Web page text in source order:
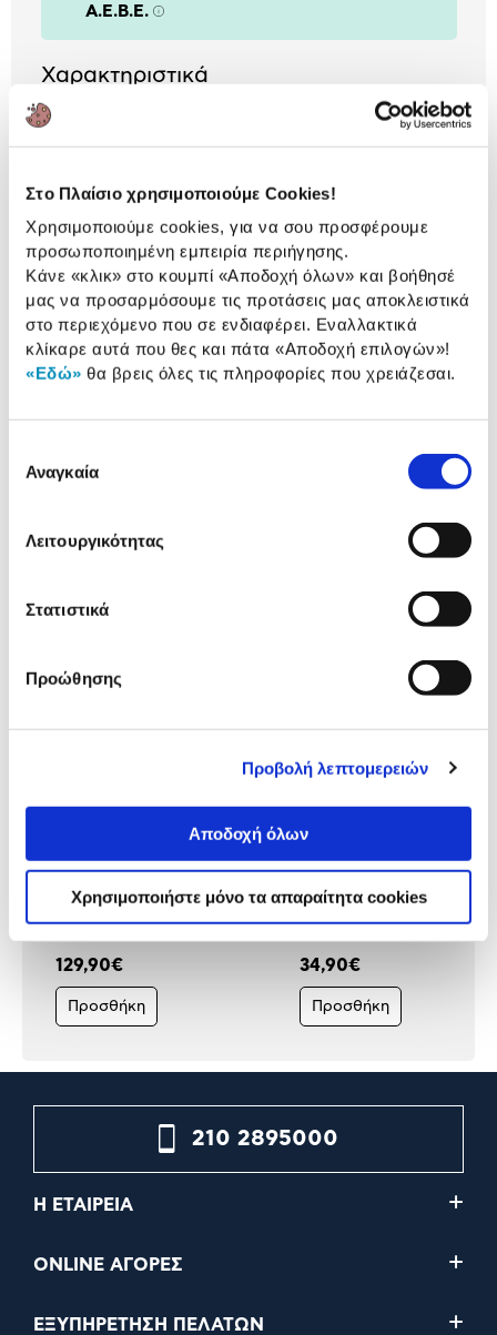
Στο Πλαίσιο χρησιμοποιούμε Cookies!
Χρησιμοποιούμε cookies, για να σου προσφέρουμε
προσωποποιημένη εμπειρία περιήγησης.
Κάνε «κλικ» στο κουμπί «Αποδοχή όλων» και βοήθησέ
μας να προσαρμόσουμε τις προτάσεις μας αποκλειστικά
στο περιεχόμενο που σε ενδιαφέρει. Εναλλακτικά
κλίκαρε αυτά που θες και πάτα «Αποδοχή επιλογών»!
«Εδώ» θα βρεις όλες τις πληροφορίες που χρειάζεσαι.
συγκατάθεσης
Αναγκαία
Λειτουργικότητας
Στατιστικά
Προώθησης
Προβολή λεπτομερειών
Αποδοχή όλων
Χρησιμοποιήστε μόνο τα απαραίτητα cookies
A.E.B.E. Πληροφορίες
Χαρακτηριστικά
2xUSB 3.0
Θύρα Ethernet: 1xΘύρα Ethernet
Αναλυτική
παρουσίαση
Αναλυτική παρουσίαση
Προδιαγραφές
Δες τι κλίκαραν όσοι είδαν το ίδιο
προϊόν με εσένα!
Belkin USB-C 11in1 Multiport
Dock
129,90€
Προσθήκη
Ugreen Multi Converter 6
35999
34,90€
Προσθήκη
210 2895000
Η ΕΤΑΙΡΕΙΑ
ONLINE ΑΓΟΡΕΣ
ΕΞΥΠΗΡΕΤΗΣΗ ΠΕΛΑΤΩΝ